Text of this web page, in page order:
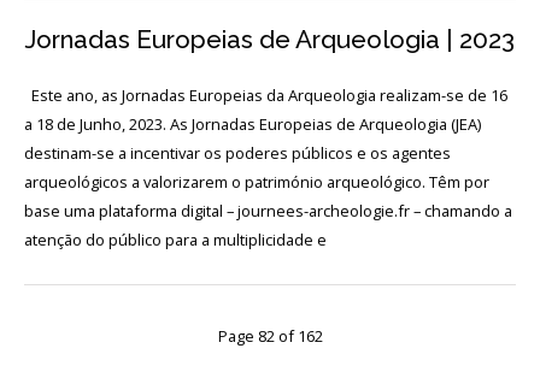
ESCUTA
ANOS
DO
MNA
Exposições
Cooperação
Jornadas Europeias de Arqueologia | 2023
Este ano, as Jornadas Europeias da Arqueologia realizam-se de 16
a 18 de Junho, 2023. As Jornadas Europeias de Arqueologia (JEA)
destinam-se a incentivar os poderes públicos e os agentes
arqueológicos a valorizarem o património arqueológico. Têm por
base uma plataforma digital – journees-archeologie.fr – chamando a
atenção do público para a multiplicidade e
Page 82 of 162